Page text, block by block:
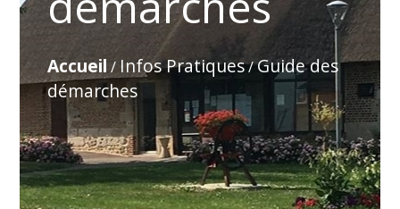
Accueil / Infos Pratiques/Guide des
démarches